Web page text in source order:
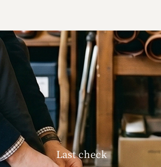
Last check